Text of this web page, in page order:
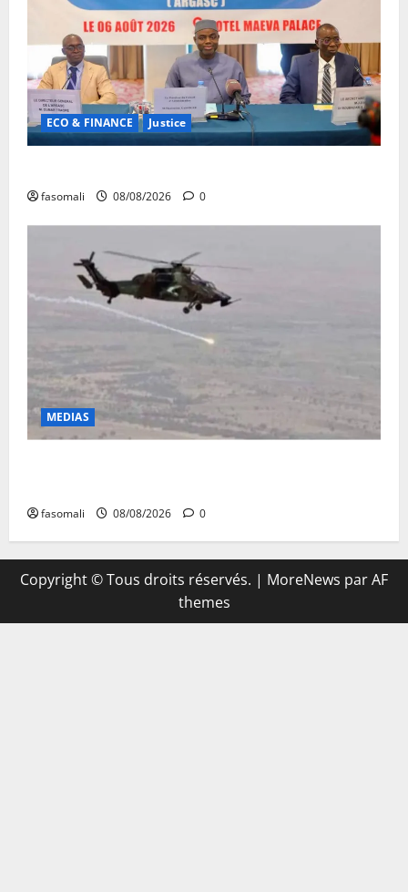
ECO & FINANCE Justice
fasomali 08/08/2026 0
MEDIAS
fasomali 08/08/2026 0
Copyright © Tous droits réservés. | MoreNews par AF
themes